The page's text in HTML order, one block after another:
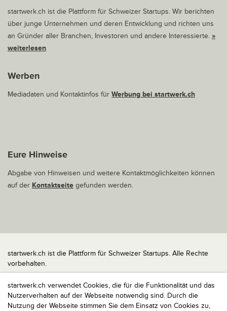
startwerk.ch verwendet Cookies, die für die Funktionalität und das
Nutzerverhalten auf der Webseite notwendig sind. Durch die
Nutzung der Webseite stimmen Sie dem Einsatz von Cookies zu,
startwerk.ch ist die Plattform für Schweizer Startups. Wir berichten
über junge Unternehmen und deren Entwicklung und richten uns
an Gründer aller Branchen, Investoren und andere Interessierte. »
weiterlesen
Werben
Mediadaten und Kontaktinfos für Werbung bei startwerk.ch
Eure Hinweise
Abgabe von Hinweisen und weitere Kontaktmöglichkeiten können
auf der Kontaktseite gefunden werden.
startwerk.ch ist die Plattform für Schweizer Startups. Alle Rechte
vorbehalten.
Impressum
Kontakt
nach oben